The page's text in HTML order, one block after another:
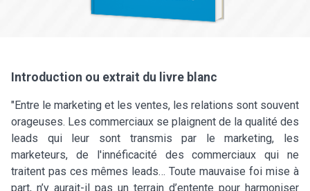
Introduction ou extrait du livre blanc
"Entre le marketing et les ventes, les relations sont souvent
orageuses. Les commerciaux se plaignent de la qualité des
leads qui leur sont transmis par le marketing, les
marketeurs, de l'innéficacité des commerciaux qui ne
traitent pas ces mêmes leads… Toute mauvaise foi mise à
part, n’y aurait-il pas un terrain d’entente pour harmoniser